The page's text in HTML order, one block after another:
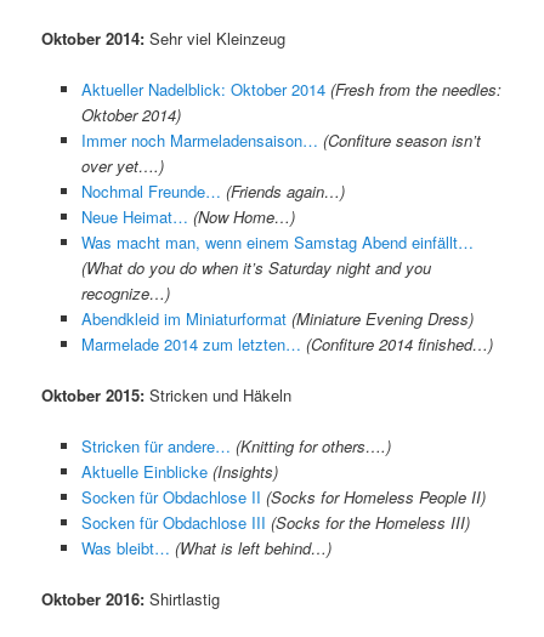
Oktober 2014:Sehr viel Kleinzeug
Aktueller Nadelblick: Oktober 2014 (Fresh from the needles:
Oktober 2014)
Immer noch Marmeladensaison… (Confiture season isn’t
over yet….)
Nochmal Freunde… (Friends again…)
Neue Heimat… (Now Home…)
Was macht man, wenn einem Samstag Abend einfällt…
(What do you do when it’s Saturday night and you
recognize…)
Abendkleid im Miniaturformat (Miniature Evening Dress)
Marmelade 2014 zum letzten… (Confiture 2014 finished…)
Oktober 2015: Stricken und Häkeln
Stricken für andere… (Knitting for others….)
Aktuelle Einblicke (Insights)
Socken für Obdachlose II (Socks for Homeless People II)
Socken für Obdachlose III (Socks for the Homeless III)
Was bleibt… (What is left behind…)
Oktober 2016: Shirtlastig